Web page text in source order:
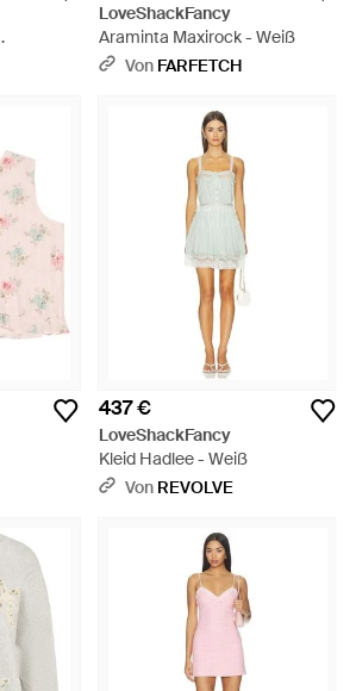
LoveShackFancy
Araminta Maxirock - Weiß
Von FARFETCH
437 €
LoveShackFancy
Kleid Hadlee - Weiß
Von REVOLVE